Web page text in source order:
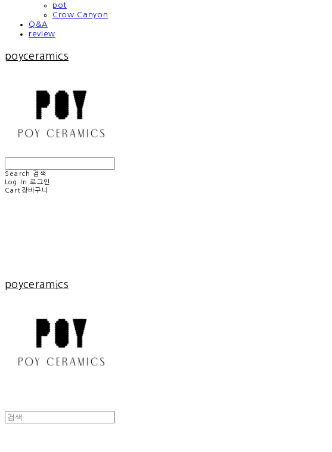
pot
Crow Canyon
Q&A
review
poyceramics
Search
검색
Log In 로그인
Cart 장바구니
poyceramics